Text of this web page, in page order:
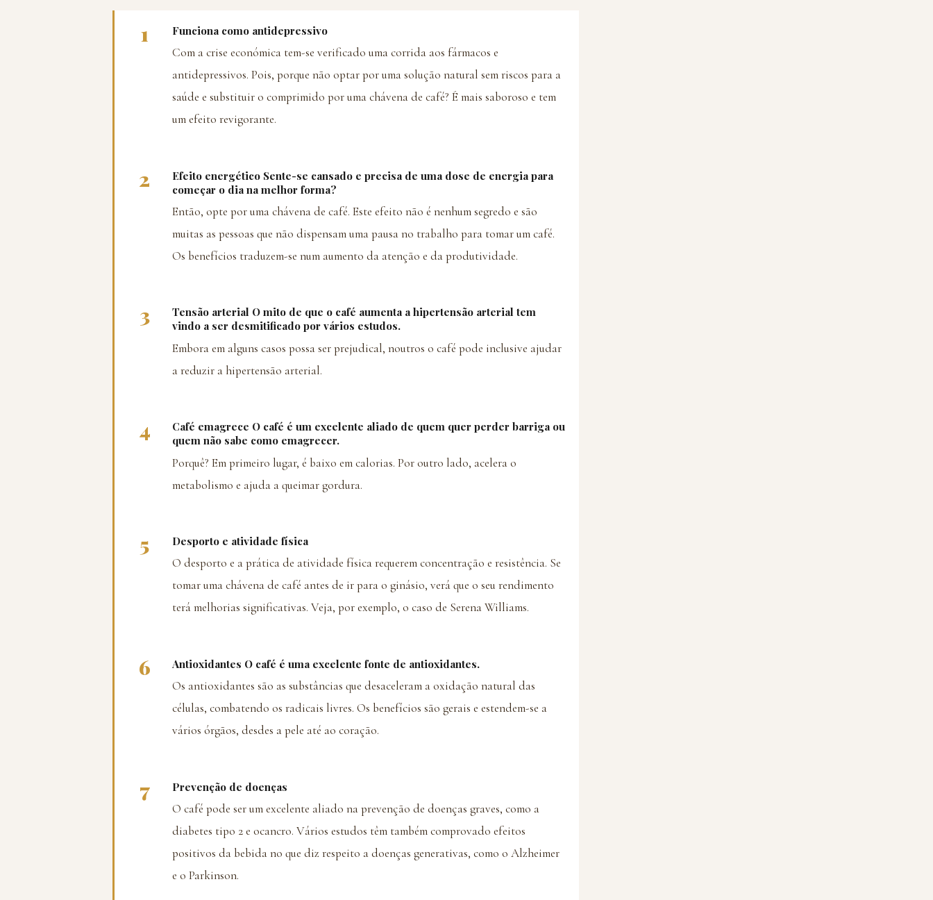
1 Funciona como antidepressivo
Com a crise económica tem-se verificado uma corrida aos fármacos e
antidepressivos. Pois, porque não optar por uma solução natural sem riscos para a
saúde e substituir o comprimido por uma chávena de café? É mais saboroso e tem
um efeito revigorante.
2
Efeito energético Sente-se cansado e precisa de uma dose de energia para
começar o dia na melhor forma?
Então, opte por uma chávena de café. Este efeito não é nenhum segredo e são
muitas as pessoas que não dispensam uma pausa no trabalho para tomar um café.
Os benefícios traduzem-se num aumento da atenção e da produtividade.
3
Tensão arterial O mito de que o café aumenta a hipertensão arterial tem
vindo a ser desmitificado por vários estudos.
Embora em alguns casos possa ser prejudical, noutros o café pode inclusive ajudar
a reduzir a hipertensão arterial.
4
Café emagrece O café é um excelente aliado de quem quer perder barriga ou
quem não sabe como emagrecer.
Porquê? Em primeiro lugar, é baixo em calorias. Por outro lado, acelera o
metabolismo e ajuda a queimar gordura.
5 Desporto e atividade física
O desporto e a prática de atividade física requerem concentração e resistência. Se
tomar uma chávena de café antes de ir para o ginásio, verá que o seu rendimento
terá melhorias significativas. Veja, por exemplo, o caso de Serena Williams.
6 Antioxidantes O café é uma excelente fonte de antioxidantes.
Os antioxidantes são as substâncias que desaceleram a oxidação natural das
células, combatendo os radicais livres. Os benefícios são gerais e estendem-se a
vários órgãos, desdes a pele até ao coração.
7 Prevenção de doenças
O café pode ser um excelente aliado na prevenção de doenças graves, como a
diabetes tipo 2 e ocancro. Vários estudos têm também comprovado efeitos
positivos da bebida no que diz respeito a doenças generativas, como o Alzheimer
e o Parkinson.